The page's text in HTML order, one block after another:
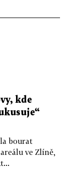
kde
bourat
ve Zlíně,